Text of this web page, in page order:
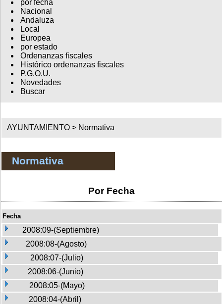
por fecha
Nacional
Andaluza
Local
Europea
por estado
Ordenanzas fiscales
Histórico ordenanzas fiscales
P.G.O.U.
Novedades
Buscar
AYUNTAMIENTO > Normativa
Normativa
Por Fecha
Fecha
2008:09-(Septiembre)
2008:08-(Agosto)
2008:07-(Julio)
2008:06-(Junio)
2008:05-(Mayo)
2008:04-(Abril)